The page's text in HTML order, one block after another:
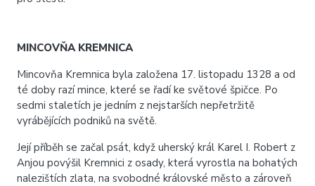
MINCOVŇA KREMNICA
Mincovňa Kremnica byla založena 17. listopadu 1328 a od
té doby razí mince, které se řadí ke světové špičce. Po
sedmi staletích je jedním z nejstarších nepřetržitě
vyrábějících podniků na světě.
Její příběh se začal psát, když uherský král Karel I. Robert z
Anjou povýšil Kremnici z osady, která vyrostla na bohatých
nalezištích zlata, na svobodné královské město a zároveň